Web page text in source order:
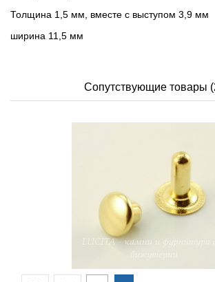
Толщина 1,5 мм, вместе с выступом 3,9 мм
ширина 11,5 мм
Сопутствующие товары